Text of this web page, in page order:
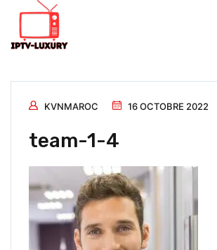
KVNMAROC 16 OCTOBRE 2022
team-1-4